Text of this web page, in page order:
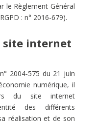
le Règlement Général
: n° 2016-679).
site internet
2004-575 du 21 juin
numérique, il
du site internet
des différents
réalisation et de son